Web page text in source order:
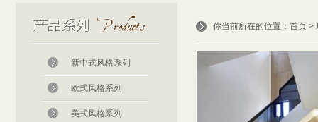
你当前所在的位置： 首页 >
新中式风格系列
欧式风格系列
美式风格系列